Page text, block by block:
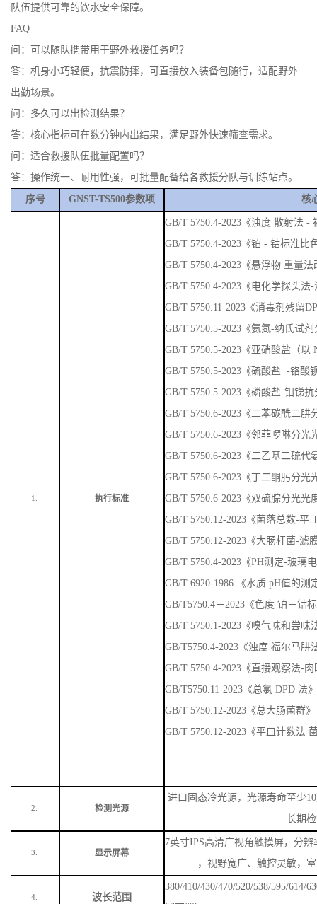
队伍提供可靠的饮水安全保障。
FAQ
问：可以随队携带用于野外救援任务吗？
答：机身小巧轻便，抗震防摔，可直接放入装备包随行，适配野外
出勤场景。
问：多久可以出检测结果？
答：核心指标可在数分钟内出结果，满足野外快速筛查需求。
问：适合救援队伍批量配置吗？
答：操作统一、耐用性强，可批量配备给各救援分队与训练站点。
序号 GNST-TS500参数项 核
1. 执行标准
GB/T 5750.4-2023《浊度 散射法
GB/T 5750.4-2023《铂 - 钴标准比
GB/T 5750.4-2023《悬浮物 重量法
GB/T 5750.4-2023《电化学探头法
GB/T 5750.11-2023《消毒剂残留
GB/T 5750.5-2023《氨氮-纳氏试
GB/T 5750.5-2023《亚硝酸盐（
GB/T 5750.5-2023《硫酸盐 -铬酸
GB/T 5750.5-2023《磷酸盐-钼锑
GB/T 5750.6-2023《二苯碳酰二
GB/T 5750.6-2023《邻菲啰啉分光
GB/T 5750.6-2023《二乙基二硫
GB/T 5750.6-2023《丁二酮肟分光
GB/T 5750.6-2023《双硫腙分光光
GB/T 5750.12-2023《菌落总数-平
GB/T 5750.12-2023《大肠杆菌-滤
GB/T 5750.4-2023《PH测定-玻璃
GB/T 6920-1986 《水质 pH值的测
GB/T5750.4－2023《色度 铂－钴
GB/T 5750.1-2023《嗅气味和尝味
GB/T5750.4-2023《浊度 福尔马肼
GB/T 5750.4-2023《直接观察法-
GB/T5750.11-2023《总氯 DPD 法
GB/T 5750.12-2023《总大肠菌群》
GB/T 5750.12-2023《平皿计数法
2. 检测光源
进口固态冷光源，光源寿命至少
长期
3. 显示屏幕
7英寸IPS高清广视角触摸屏，分
，视野宽广、触控灵敏，
4. 波长范围
380/410/430/470/520/538/595/614/